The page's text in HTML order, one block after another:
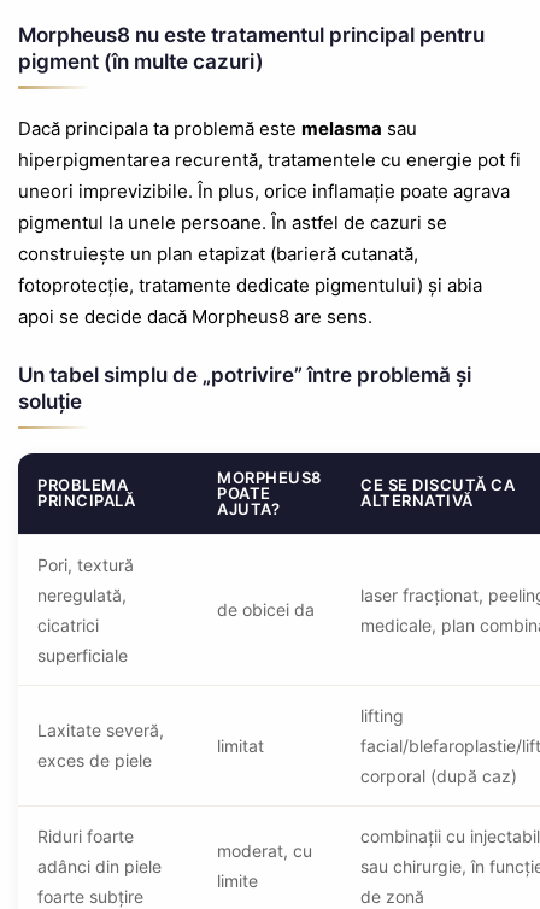
Morpheus8 nu este tratamentul principal pentru
pigment (în multe cazuri)
Dacă principala ta problemă este melasma sau
hiperpigmentarea recurentă, tratamentele cu energie pot fi
uneori imprevizibile. În plus, orice inflamație poate agrava
pigmentul la unele persoane. În astfel de cazuri se
construiește un plan etapizat (barieră cutanată,
fotoprotecție, tratamente dedicate pigmentului) și abia
apoi se decide dacă Morpheus8 are sens.
Un tabel simplu de „potrivire” între problemă și
soluție
PROBLEMA
PRINCIPALĂ
MORPHEUS8
POATE
AJUTA?
CE SE DISCUTĂ CA
ALTERNATIVĂ
Pori, textură
neregulată,
cicatrici
superficiale
de obicei da
laser fracționat,
medicale, plan
Laxitate severă,
exces de piele
limitat
lifting
facial/blefaroplastie/
corporal (după caz)
Riduri foarte
adânci din piele
foarte subțire
moderat, cu
limite
combinații cu
sau chirurgie, în
de zonă